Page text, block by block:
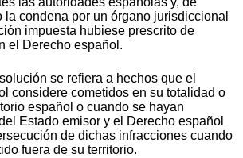
la condena por un órgano jurisdiccional
impuesta hubiese prescrito de
el Derecho español.
se refiera a hechos que el
considere cometidos en su totalidad o
español o cuando se hayan
Estado emisor y el Derecho español
de dichas infracciones cuando
fuera de su territorio.